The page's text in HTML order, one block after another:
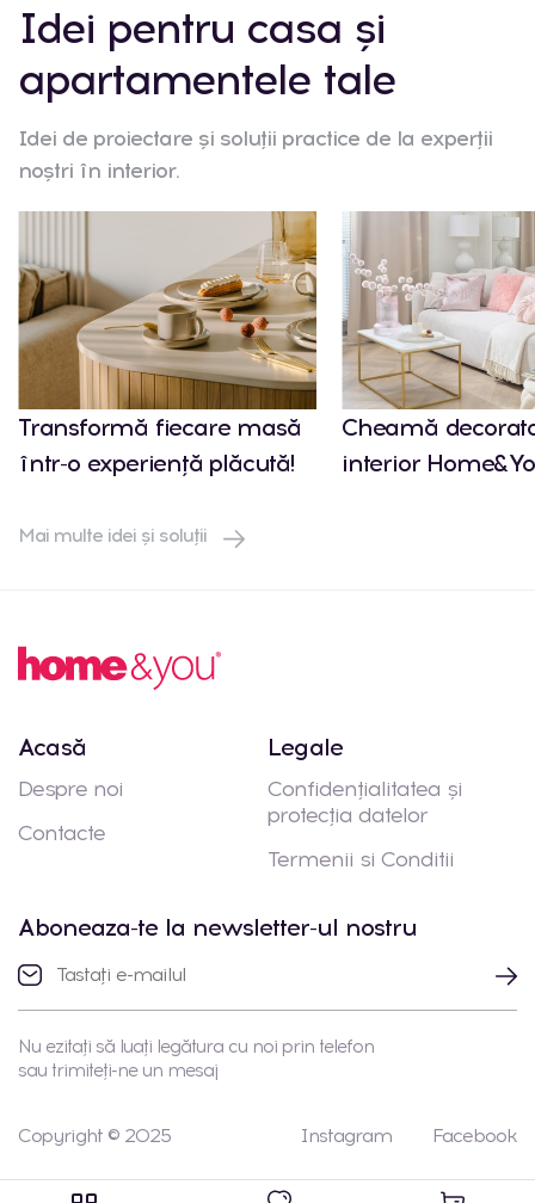
Idei pentru casa și
apartamentele tale
Idei de proiectare și soluții practice de la experții
noștri în interior.
Transformă fiecare masă
într-o experiență plăcută!
Cheamă
interior
Mai multe idei și soluții
Acasă
Despre noi
Contacte
Legale
Confidențialitatea și
protecția datelor
Termenii si Conditii
Aboneaza-te la newsletter-ul nostru
Nu ezitați să luați legătura cu noi prin telefon
sau trimiteți-ne un mesaj
Copyright © 2025 Instagram Facebook